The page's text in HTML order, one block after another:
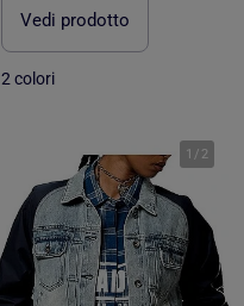
Vedi prodotto
2 colori
1 / 2